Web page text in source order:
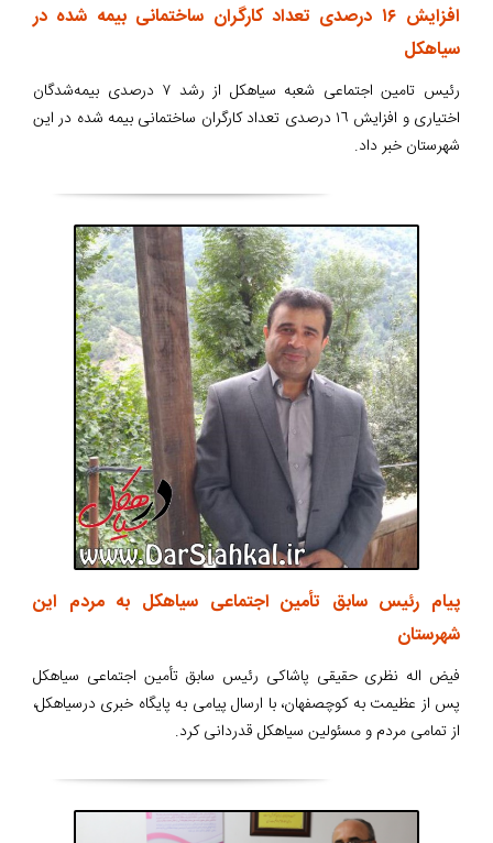
افزایش ١۶ درصدی تعداد کارگران ساختمانی بیمه شده در
سیاهکل
رئیس تامین اجتماعی شعبه سیاهکل از رشد ٧ درصدی بیمه‌شدگان
اختیاری و افزایش ١٦ درصدی تعداد کارگران ساختمانی بیمه شده در این
شهرستان خبر داد.
پیام رئیس سابق تأمین اجتماعی سیاهکل به مردم این
شهرستان
فیض اله نظری حقیقی پاشاکی رئیس سابق تأمین اجتماعی سیاهکل
پس از عظیمت به کوچصفهان، با ارسال پیامی به پایگاه خبری درسیاهکل،
از تمامی مردم و مسئولین سیاهکل قدردانی کرد.